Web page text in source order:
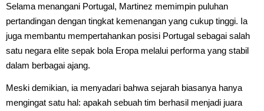
Selama menangani Portugal, Martinez memimpin puluhan
pertandingan dengan tingkat kemenangan yang cukup tinggi. Ia
juga membantu mempertahankan posisi Portugal sebagai salah
satu negara elite sepak bola Eropa melalui performa yang stabil
dalam berbagai ajang.
Meski demikian, ia menyadari bahwa sejarah biasanya hanya
mengingat satu hal: apakah sebuah tim berhasil menjadi juara